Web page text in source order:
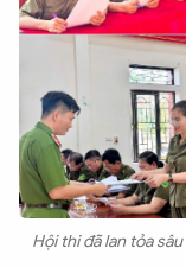
Hội thi đã lan tỏa